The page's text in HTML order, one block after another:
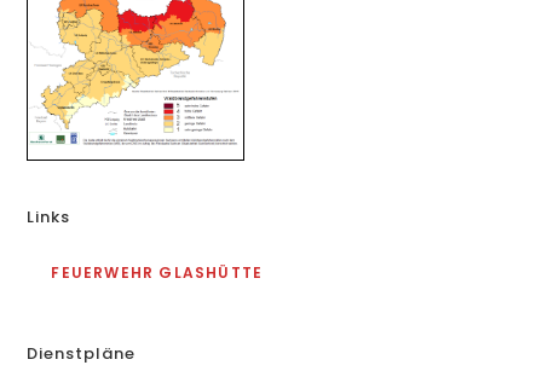
Links
FEUERWEHR GLASHÜTTE
Dienstpläne